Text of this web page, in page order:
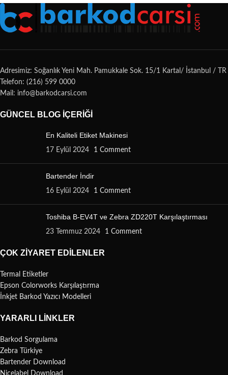
Adresimiz: Soğanlık Yeni Mah. Pamukkale Sok. 15/1 Kartal/ İstanbul / TR
Telefon: (216) 599 0000
Mail: info@barkodcarsi.com
GÜNCEL BLOG İÇERIĞI
En Kaliteli Etiket Makinesi
17 Eylül 2024 1 Comment
Bartender İndir
16 Eylül 2024 1 Comment
Toshiba B-EV4T ve Zebra ZD220T Karşılaştırması
23 Temmuz 2024 1 Comment
ÇOK ZIYARET EDILENLER
Termal Etiketler
Epson Colorworks Karşılaştırma
İnkjet Barkod Yazıcı Modelleri
YARARLI LINKLER
Barkod Sorgulama
Zebra Türkiye
Bartender Download
Nicelabel Download